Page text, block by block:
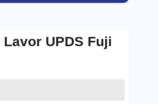
UPDS Fuji